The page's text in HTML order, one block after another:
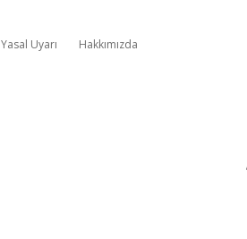
Yasal Uyarı Hakkımızda